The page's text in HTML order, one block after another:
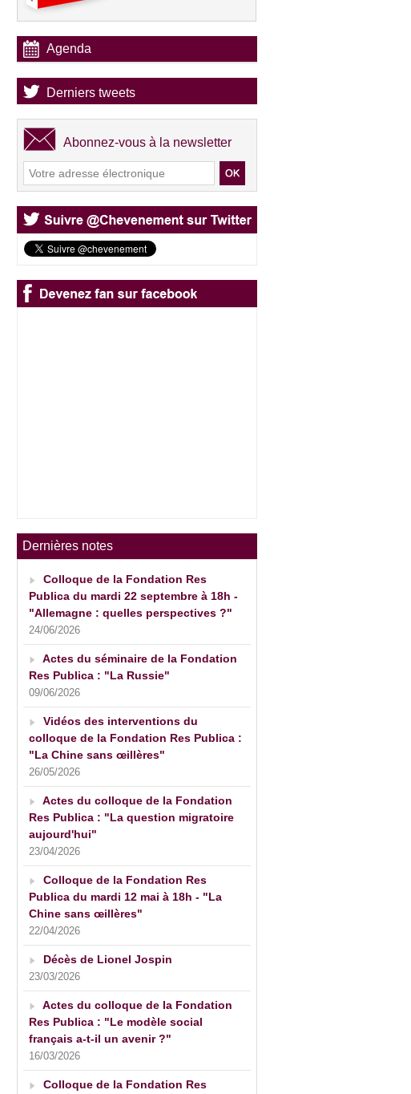
Agenda
Derniers tweets
Abonnez-vous à la newsletter
Dernières notes
Colloque de la Fondation Res
Publica du mardi 22 septembre à 18h -
"Allemagne : quelles perspectives ?"
24/06/2026
Actes du séminaire de la Fondation
Res Publica : "La Russie"
09/06/2026
Vidéos des interventions du
colloque de la Fondation Res Publica :
"La Chine sans œillères"
26/05/2026
Actes du colloque de la Fondation
Res Publica : "La question migratoire
aujourd'hui"
23/04/2026
Colloque de la Fondation Res
Publica du mardi 12 mai à 18h - "La
Chine sans œillères"
22/04/2026
Décès de Lionel Jospin
23/03/2026
Actes du colloque de la Fondation
Res Publica : "Le modèle social
français a-t-il un avenir ?"
16/03/2026
Colloque de la Fondation Res